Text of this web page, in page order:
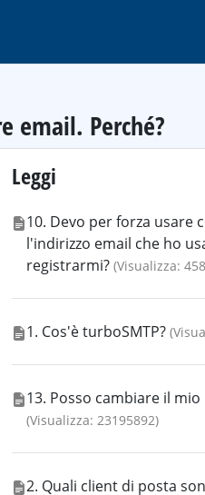
email. Perché?
Leggi
10. Devo per forza usare
l'indirizzo email che ho
registrarmi? (Visualizza:
1. Cos'è turboSMTP?
13. Posso cambiare il mio
(Visualizza: 23195892)
2. Quali client di posta